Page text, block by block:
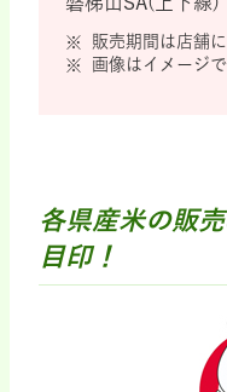
販売期間は店舗
画像はイメージで
各県産米の販
目印！